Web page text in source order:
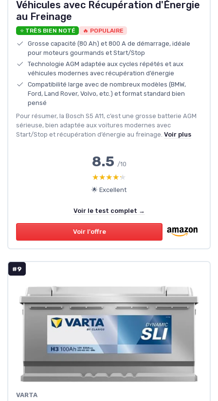
Véhicules avec Récupération d'Énergie
au Freinage
⭐ TRÈS BIEN NOTÉ 🔥 POPULAIRE
Grosse capacité (80 Ah) et 800 A de démarrage, idéale
pour moteurs gourmands et Start/Stop
Technologie AGM adaptée aux cycles répétés et aux
véhicules modernes avec récupération d’énergie
Compatibilité large avec de nombreux modèles (BMW,
Ford, Land Rover, Volvo, etc.) et format standard bien
pensé
Pour résumer, la Bosch S5 A11, c’est une grosse batterie AGM
sérieuse, bien adaptée aux voitures modernes avec
Start/Stop et récupération d’énergie au freinage. Voir plus
8.5 /10
★★★★★
★★★★★
🌟 Excellent
Voir le test complet →
Voir l'offre
#9
‎VARTA